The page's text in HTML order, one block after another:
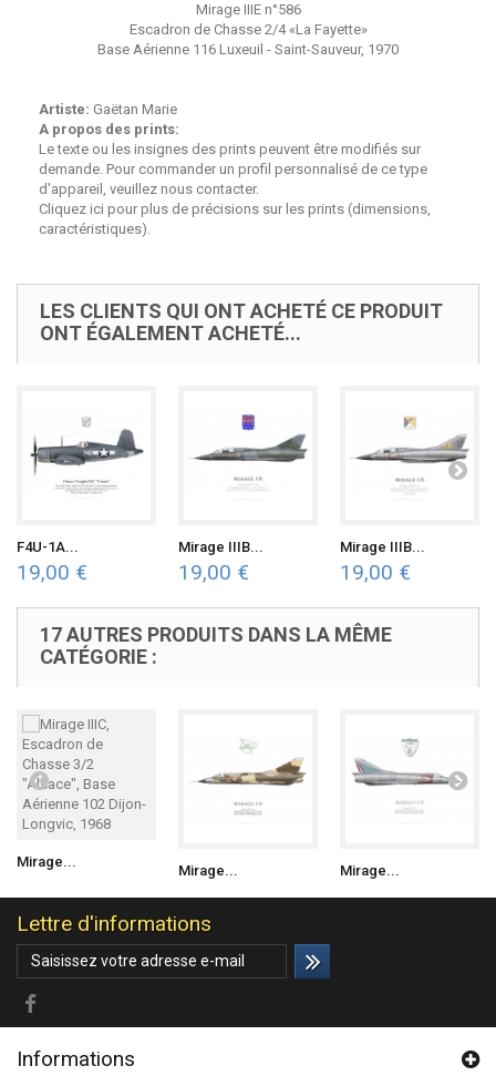
Mirage IIIE n°586
Escadron de Chasse 2/4 «La Fayette»
Base Aérienne 116 Luxeuil - Saint-Sauveur, 1970
Artiste: Gaëtan Marie
A propos des prints:
Le texte ou les insignes des prints peuvent être modifiés sur
demande. Pour commander un profil personnalisé de ce type
d'appareil, veuillez nous contacter.
Cliquez ici pour plus de précisions sur les prints (dimensions,
caractéristiques).
LES CLIENTS QUI ONT ACHETÉ CE PRODUIT
ONT ÉGALEMENT ACHETÉ...
F4U-1A...
19,00 €
Mirage IIIB...
19,00 €
Mirage IIIB...
19,00 €
17 AUTRES PRODUITS DANS LA MÊME
CATÉGORIE :
Mirage...
Mirage... Mirage...
Lettre d'informations
Informations